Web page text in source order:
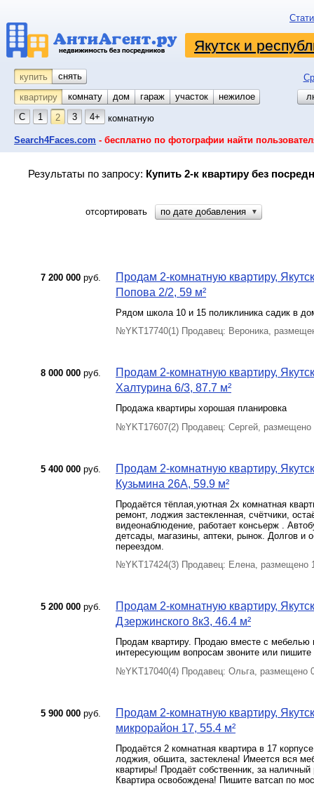
Якутск и
купить снять
квартиру
комнату койко-место
дом гараж участок
нежилое
С
1 2 3 4+ комнатную
Search4Faces.com - бесплатно по фотографии найти
Результаты по запросу: Купить 2-к квартиру без
отсортировать по дате добавления ▼
7 200 000 руб.
Продам 2-комнатную квартиру,
Попова 2/2, 59 м²
Рядом школа 10 и 15 поликлиника садик в
№YKT17740(1) Продавец: Вероника,
8 000 000 руб.
Продам 2-комнатную квартиру,
Халтурина 6/3, 87.7 м²
Продажа квартиры хорошая планировка
№YKT17607(2) Продавец: Сергей, размещено
5 400 000 руб.
Продам 2-комнатную квартиру,
Кузьмина 26А, 59.9 м²
Продаётся тёплая,уютная 2х комнатная
ремонт, лоджия застекленная, счётчики,
видеонаблюдение, работает консьерж .
детсады, магазины, аптеки, рынок. Долгов и
переездом.
№YKT17424(3) Продавец: Елена, размещено
5 200 000 руб.
Продам 2-комнатную квартиру,
Дзержинского 8к3, 46.4 м²
Продам квартиру. Продаю вместе с
интересующим вопросам звоните или пишите
№YKT17040(4) Продавец: Ольга, размещено
5 900 000 руб.
Продам 2-комнатную квартиру,
микрорайон 17, 55.4 м²
Продаётся 2 комнатная квартира в 17
лоджия, обшита, застеклена! Имеется вся
квартиры! Продаёт собственник, за
Квартира освобождена! Пишите ватсап по